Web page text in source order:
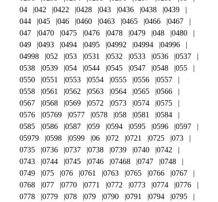
04
042 0422 0428 043 0436 0438
0439
044
045 046 0460 0463 0465 0466
0467
047
0470 0475 0476 0478 0479 048
0480
049
0493 0494 0495 04992 04994
04996
04998
052 053 0531 0532 0533 0536
0537
0538
0539 054 0544 0545 0547 0548
055
0550
0551 0553 0554 0555 0556
0557
0558
0561 0562 0563 0564 0565
0566
0567
0568 0569 0572 0573 0574
0575
0576
05769 0577 0578 058 0581
0584
0585
0586 0587 059 0594 0595 0596
0597
05979
0598 0599 06 072 0721 0725
073
0735
0736 0737 0738 0739 0740
0742
0743
0744 0745 0746 07468 0747
0748
0749
075 076 0761 0763 0765 0766
0767
0768
077 0770 0771 0772 0773 0774
0776
0778
0779 078 079 0790 0791 0794
0795